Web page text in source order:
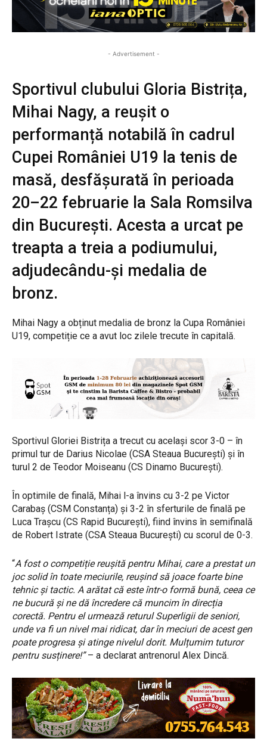
- Advertisement -
Sportivul clubului Gloria Bistrița,
Mihai Nagy, a reușit o
performanță notabilă în cadrul
Cupei României U19 la tenis de
masă, desfășurată în perioada
20–22 februarie la Sala Romsilva
din București. Acesta a urcat pe
treapta a treia a podiumului,
adjudecându-și medalia de
bronz.
Mihai Nagy a obținut medalia de bronz la Cupa României
U19, competiție ce a avut loc zilele trecute în capitală.
Sportivul Gloriei Bistrița a trecut cu același scor 3-0 – în
primul tur de Darius Nicolae (CSA Steaua București) și în
turul 2 de Teodor Moiseanu (CS Dinamo București).
În optimile de finală, Mihai l-a învins cu 3-2 pe Victor
Carabaș (CSM Constanța) și 3-2 în sferturile de finală pe
Luca Trașcu (CS Rapid București), fiind învins în semifinală
de Robert Istrate (CSA Steaua București) cu scorul de 0-3.
“A fost o competiție reușită pentru Mihai, care a prestat un
joc solid în toate meciurile, reușind să joace foarte bine
tehnic și tactic. A arătat că este într-o formă bună, ceea ce
ne bucură și ne dă încredere că muncim în direcția
corectă. Pentru el urmează returul Superligii de seniori,
unde va fi un nivel mai ridicat, dar în meciuri de acest gen
poate progresa și atinge nivelul dorit. Mulțumim tuturor
pentru susținere!”– a declarat antrenorul Alex Dincă.